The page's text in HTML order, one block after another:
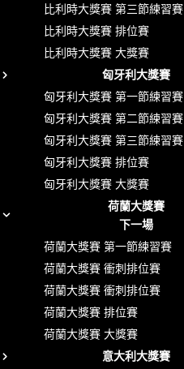
比利時大獎賽 第三節練習賽
比利時大獎賽 排位賽
比利時大獎賽 大獎賽
匈牙利大獎賽
匈牙利大獎賽 第一節練習賽
匈牙利大獎賽 第二節練習賽
匈牙利大獎賽 第三節練習賽
匈牙利大獎賽 排位賽
匈牙利大獎賽 大獎賽
荷蘭大獎賽
下一場
荷蘭大獎賽 第一節練習賽
荷蘭大獎賽 衝刺排位賽
荷蘭大獎賽 衝刺排位賽
荷蘭大獎賽 排位賽
荷蘭大獎賽 大獎賽
意大利大獎賽